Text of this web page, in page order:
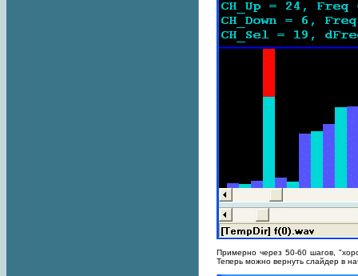
Примерно через 50-60 шагов,
Теперь можно вернуть слайдер в